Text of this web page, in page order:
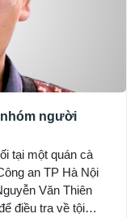
nhóm người
tại một quán cà
an TP Hà Nội
Văn Thiên
điều tra về tội